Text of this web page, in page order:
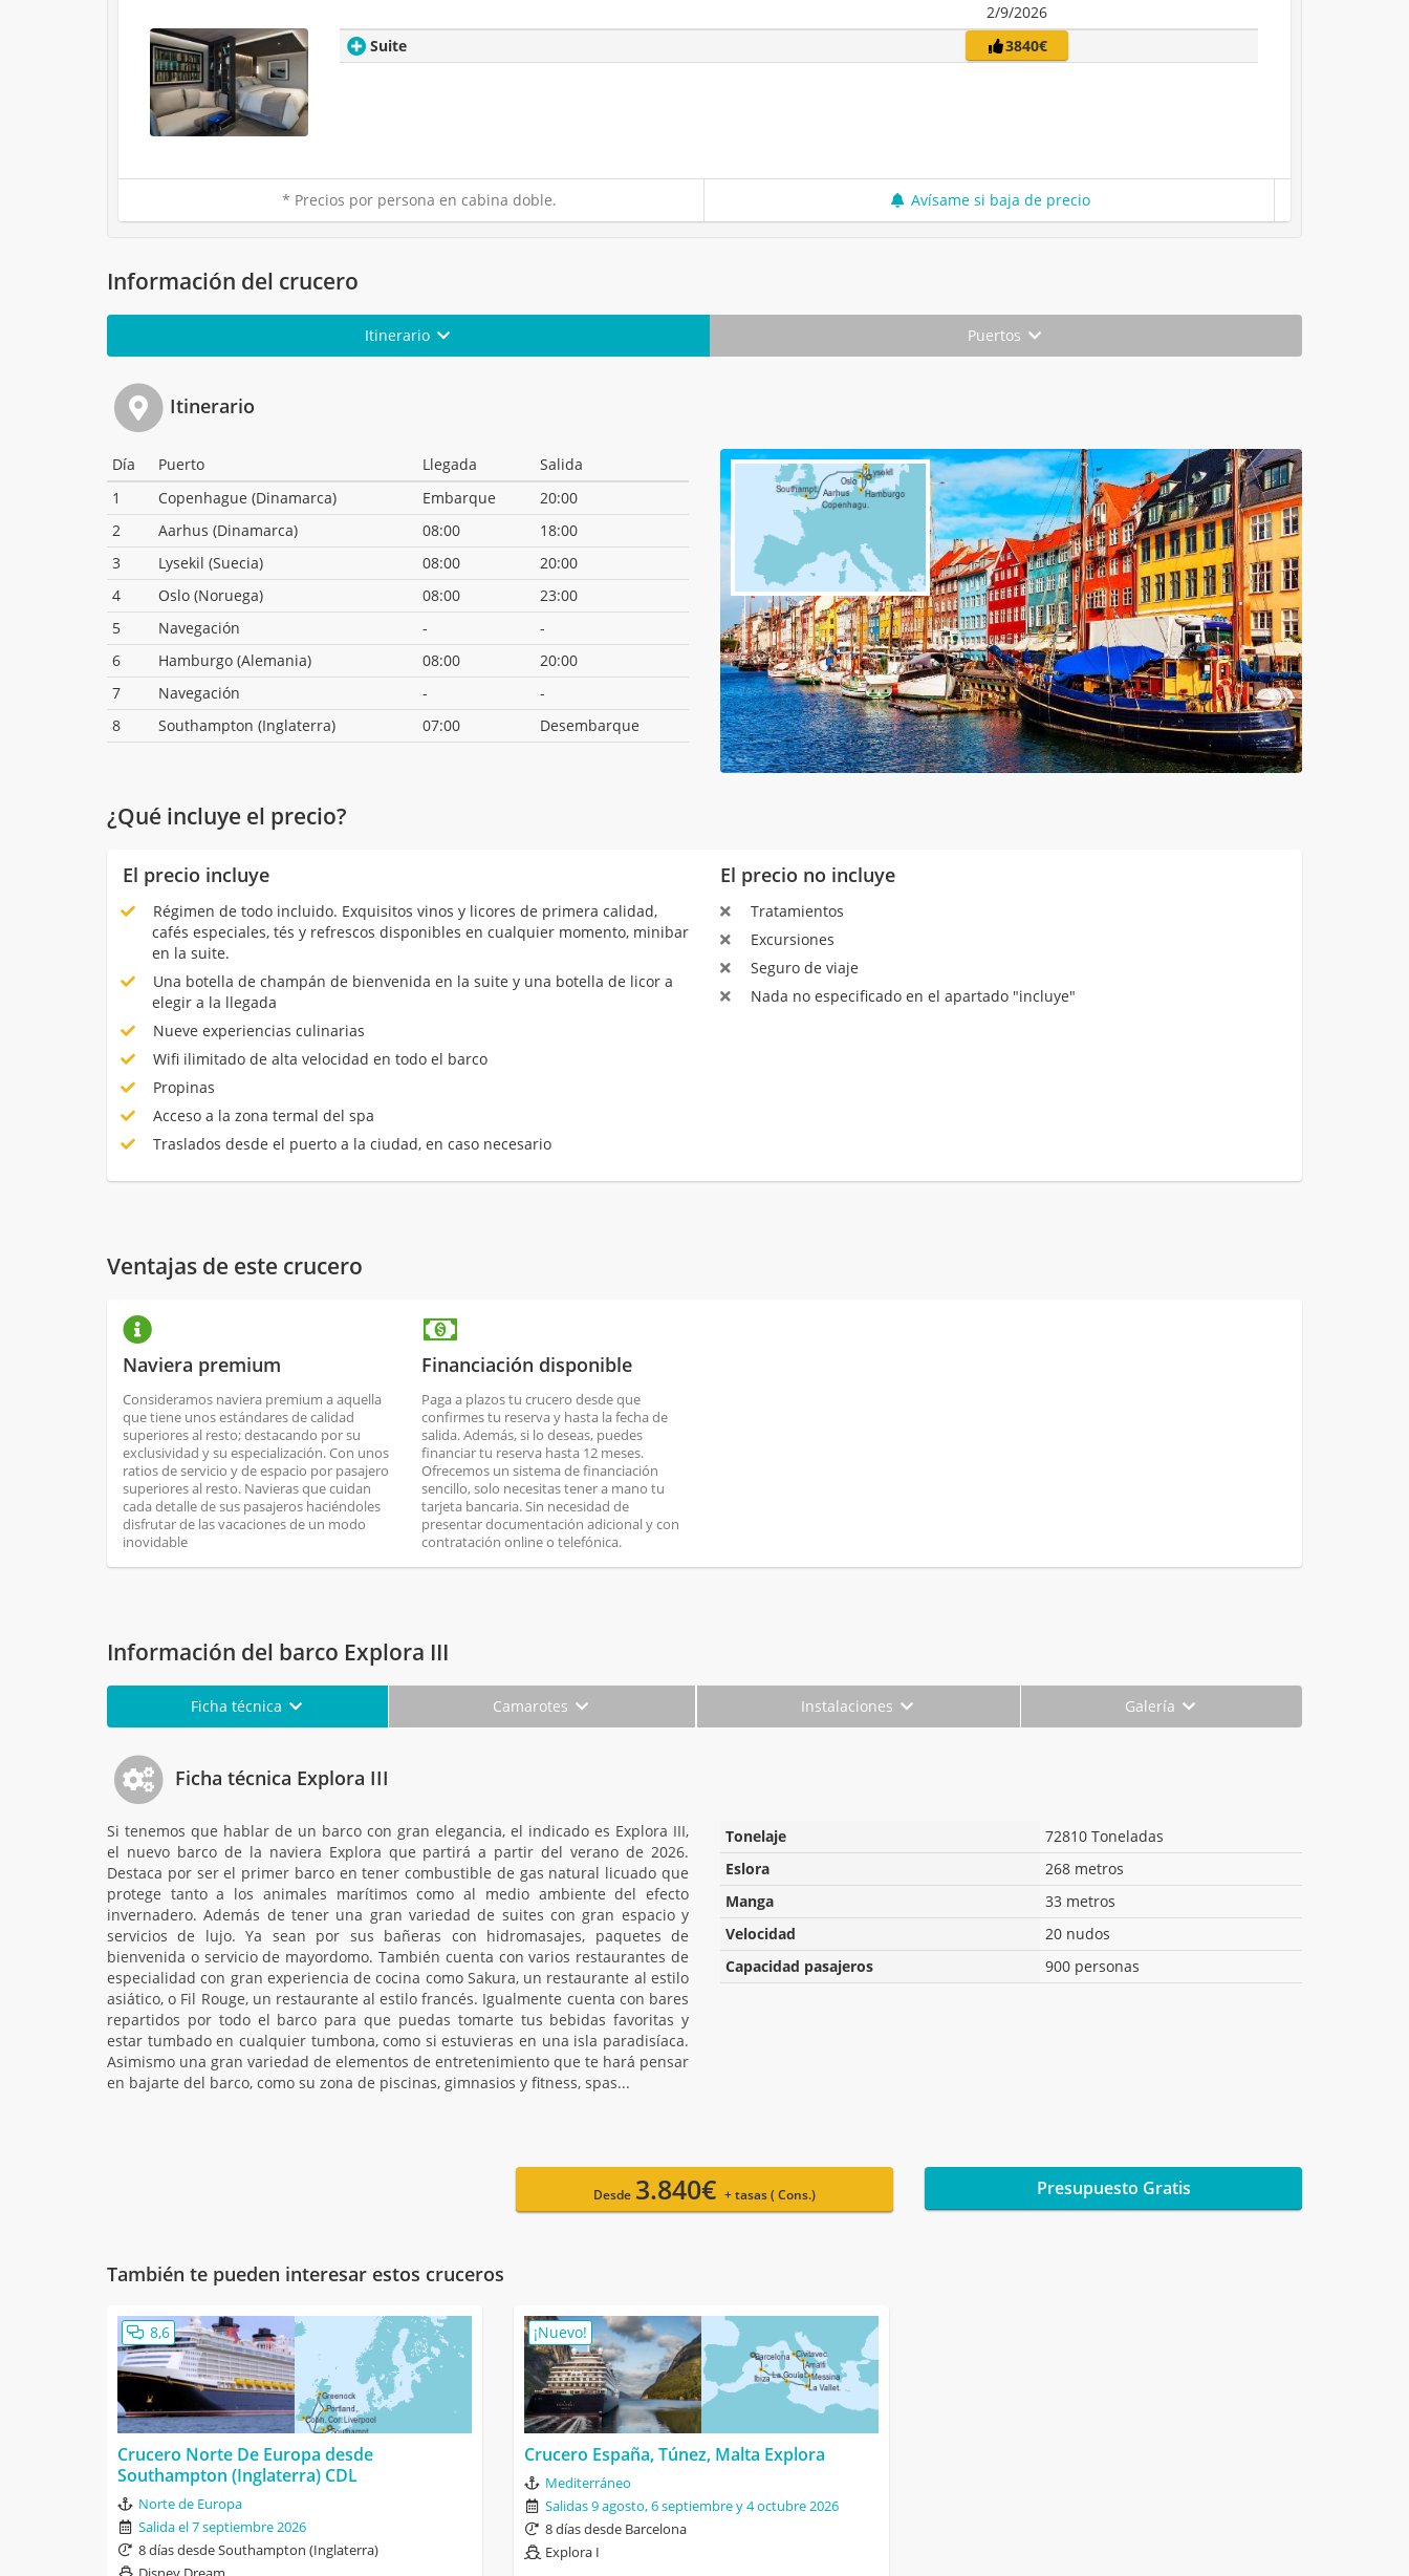
2/9/2026
Suite
3840€
* Precios por persona en cabina doble. Avísame si baja de precio
Información del crucero
Itinerario Puertos
Itinerario
Día Puerto Llegada
Salida
1
Copenhague (Dinamarca) Embarque
20:00
2
Aarhus (Dinamarca) 08:00
18:00
3
Lysekil (Suecia) 08:00
20:00
4
Oslo (Noruega) 08:00
23:00
5
Navegación -
-
6
Hamburgo (Alemania) 08:00
20:00
7
Navegación -
-
8
Southampton (Inglaterra) 07:00 Desembarque
¿Qué incluye el precio?
El precio incluye
Régimen de todo incluido. Exquisitos vinos y licores de primera calidad,
cafés especiales, tés y refrescos disponibles en cualquier momento, minibar
en la suite.
Una botella de champán de bienvenida en la suite y una botella de licor a
elegir a la llegada
Nueve experiencias culinarias
Wifi ilimitado de alta velocidad en todo el barco
Propinas
Acceso a la zona termal del spa
Traslados desde el puerto a la ciudad, en caso necesario
El precio no incluye
Tratamientos
Excursiones
Seguro de viaje
Nada no especificado en el apartado "incluye"
Ventajas de este crucero
Naviera premium
Consideramos naviera premium a aquella
que tiene unos estándares de calidad
superiores al resto; destacando por su
exclusividad y su especialización. Con unos
ratios de servicio y de espacio por pasajero
superiores al resto. Navieras que cuidan
cada detalle de sus pasajeros haciéndoles
disfrutar de las vacaciones de un modo
inovidable
Financiación disponible
Paga a plazos tu crucero desde que
confirmes tu reserva y hasta la fecha de
salida. Además, si lo deseas, puedes
financiar tu reserva hasta 12 meses.
Ofrecemos un sistema de financiación
sencillo, solo necesitas tener a mano tu
tarjeta bancaria. Sin necesidad de
presentar documentación adicional y con
contratación online o telefónica.
Información del barco Explora III
Ficha técnica Camarotes Instalaciones Galería
Ficha técnica Explora III
Si tenemos que hablar de un barco con gran elegancia, el indicado es Explora III,
el nuevo barco de la naviera Explora que partirá a partir del verano de 2026.
Destaca por ser el primer barco en tener combustible de gas natural licuado que
protege tanto a los animales marítimos como al medio ambiente del efecto
invernadero. Además de tener una gran variedad de suites con gran espacio y
servicios de lujo. Ya sean por sus bañeras con hidromasajes, paquetes de
bienvenida o servicio de mayordomo. También cuenta con varios restaurantes de
especialidad con gran experiencia de cocina como Sakura, un restaurante al estilo
asiático, o Fil Rouge, un restaurante al estilo francés. Igualmente cuenta con bares
repartidos por todo el barco para que puedas tomarte tus bebidas favoritas y
estar tumbado en cualquier tumbona, como si estuvieras en una isla paradisíaca.
Asimismo una gran variedad de elementos de entretenimiento que te hará pensar
en bajarte del barco, como su zona de piscinas, gimnasios y fitness, spas...
Tonelaje
72810 Toneladas
Eslora
268 metros
Manga
33 metros
Velocidad
20 nudos
Capacidad pasajeros
900 personas
Desde 3.840€ + tasas ( Cons.) Presupuesto Gratis
También te pueden interesar estos cruceros
8,6
Crucero Norte De Europa desde
Southampton (Inglaterra) CDL
Norte de Europa
Salida el 7 septiembre 2026
8 días desde Southampton (Inglaterra)
¡Nuevo!
Crucero España, Túnez, Malta Explora
Mediterráneo
Salidas 9 agosto, 6 septiembre y 4 octubre 2026
8 días desde Barcelona
Explora I